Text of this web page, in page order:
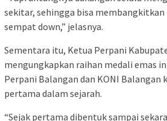
sekitar, sehingga bisa
sempat down,” jelasnya.
Sementara itu, Ketua Perpani
mengungkapkan raihan medali emas
Perpani Balangan dan KONI Balangan
pertama dalam sejarah.
“Sejak pertama dibentuk sampai